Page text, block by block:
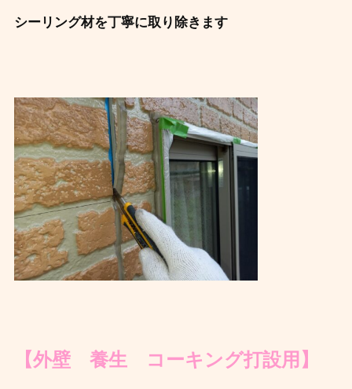
シーリング材を丁寧に取り除きます
【外壁 養生 コーキング打設用】